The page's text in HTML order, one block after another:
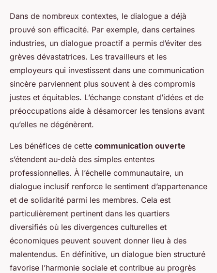
Dans de nombreux contextes, le dialogue a déjà
prouvé son efficacité. Par exemple, dans certaines
industries, un dialogue proactif a permis d’éviter des
grèves dévastatrices. Les travailleurs et les
employeurs qui investissent dans une communication
sincère parviennent plus souvent à des compromis
justes et équitables. L’échange constant d’idées et de
préoccupations aide à désamorcer les tensions avant
qu’elles ne dégénèrent.
Les bénéfices de cette communication ouverte
s’étendent au-delà des simples ententes
professionnelles. À l’échelle communautaire, un
dialogue inclusif renforce le sentiment d’appartenance
et de solidarité parmi les membres. Cela est
particulièrement pertinent dans les quartiers
diversifiés où les divergences culturelles et
économiques peuvent souvent donner lieu à des
malentendus. En définitive, un dialogue bien structuré
favorise l’harmonie sociale et contribue au progrès